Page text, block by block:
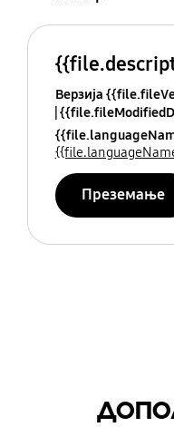
Верзија
Преземање